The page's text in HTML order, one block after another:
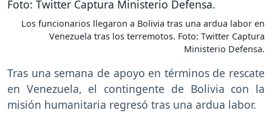
Los funcionarios llegaron a Bolivia tras una ardua labor en
Venezuela tras los terremotos. Foto: Twitter Captura
Ministerio Defensa.
Tras una semana de apoyo en términos de rescate
en Venezuela, el contingente de Bolivia con la
misión humanitaria regresó tras una ardua labor.